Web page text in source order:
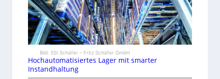
Bild: SSI Schäfer – Fritz Schäfer GmbH
Hochautomatisiertes Lager mit smarter
Instandhaltung